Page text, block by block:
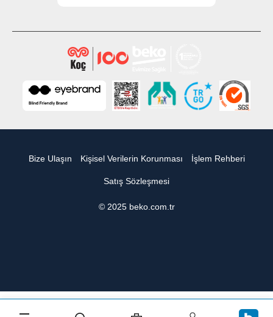
Bize Ulaşın Kişisel Verilerin Korunması İşlem Rehberi
Satış Sözleşmesi
© 2025 beko.com.tr